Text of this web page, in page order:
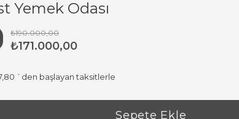
Yemek Odası
₺190.000,00
₺171.000,00
`den başlayan taksitlerle